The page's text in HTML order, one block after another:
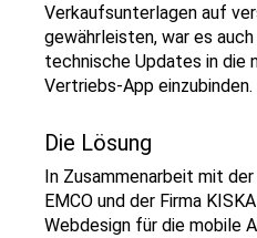
Verkaufsunterlagen auf
gewährleisten, war es
technische Updates in die
Vertriebs-App einzubinden.
Die Lösung
In Zusammenarbeit mit
EMCO und der Firma
Webdesign für die mobile